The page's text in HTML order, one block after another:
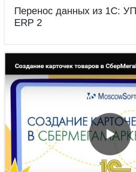
Перенос данных из 1С:
ERP 2